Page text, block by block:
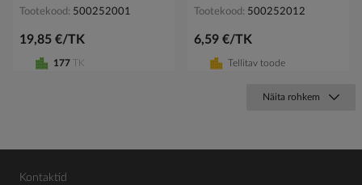
Tootekood 500252001
19,85 €/TK
177 TK
Tootekood 500252012
6,59 €/TK
Tellitav toode
Näita rohkem
Kontaktid